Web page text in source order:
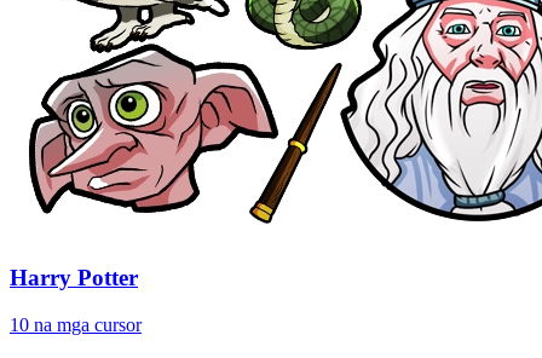
Harry Potter
10 na mga cursor